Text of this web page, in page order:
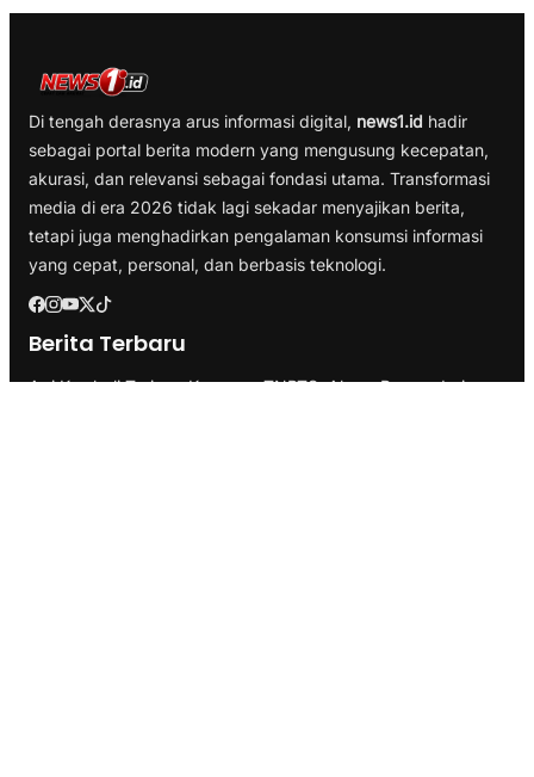
Di tengah derasnya arus informasi digital, news1.id hadir
sebagai portal berita modern yang mengusung kecepatan,
akurasi, dan relevansi sebagai fondasi utama. Transformasi
media di era 2026 tidak lagi sekadar menyajikan berita,
tetapi juga menghadirkan pengalaman konsumsi informasi
yang cepat, personal, dan berbasis teknologi.
Berita Terbaru
Api Kembali Terjang Kawasan TNBTS, Akses Bromo dari